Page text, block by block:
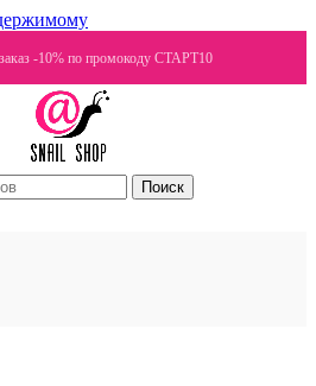
-10% по промокоду СТАРТ10
Поиск